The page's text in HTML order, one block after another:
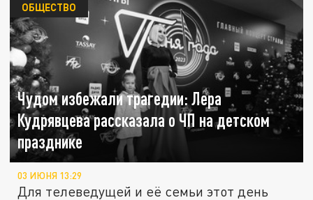
Чудом избежали трагедии: Лера
Кудрявцева рассказала о ЧП на детском
празднике
ОБЩЕСТВО
03 ИЮНЯ 13:29
Для телеведущей и её семьи этот день